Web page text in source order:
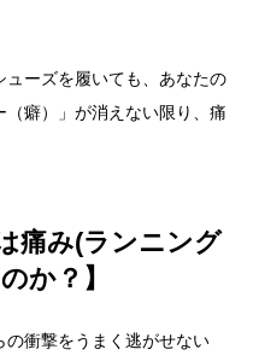
ーズを履いても、あなたの
癖）」が消えない限り、痛
痛み(ランニング
か？】
の衝撃をうまく逃がせない